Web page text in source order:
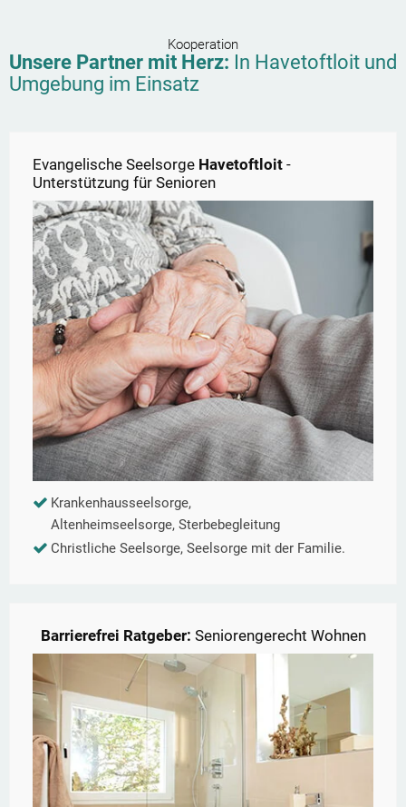
Kooperation
Unsere Partner mit Herz: In Havetoftloit und
Umgebung im Einsatz
Evangelische Seelsorge Havetoftloit -
Unterstützung für Senioren
Krankenhausseelsorge,
Altenheimseelsorge, Sterbebegleitung
Christliche Seelsorge, Seelsorge mit der Familie.
Barrierefrei Ratgeber: Seniorengerecht Wohnen